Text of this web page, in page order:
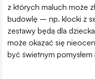
z których maluch może
budowlę – np. klocki z
zestawy będą dla
może okazać się
być świetnym